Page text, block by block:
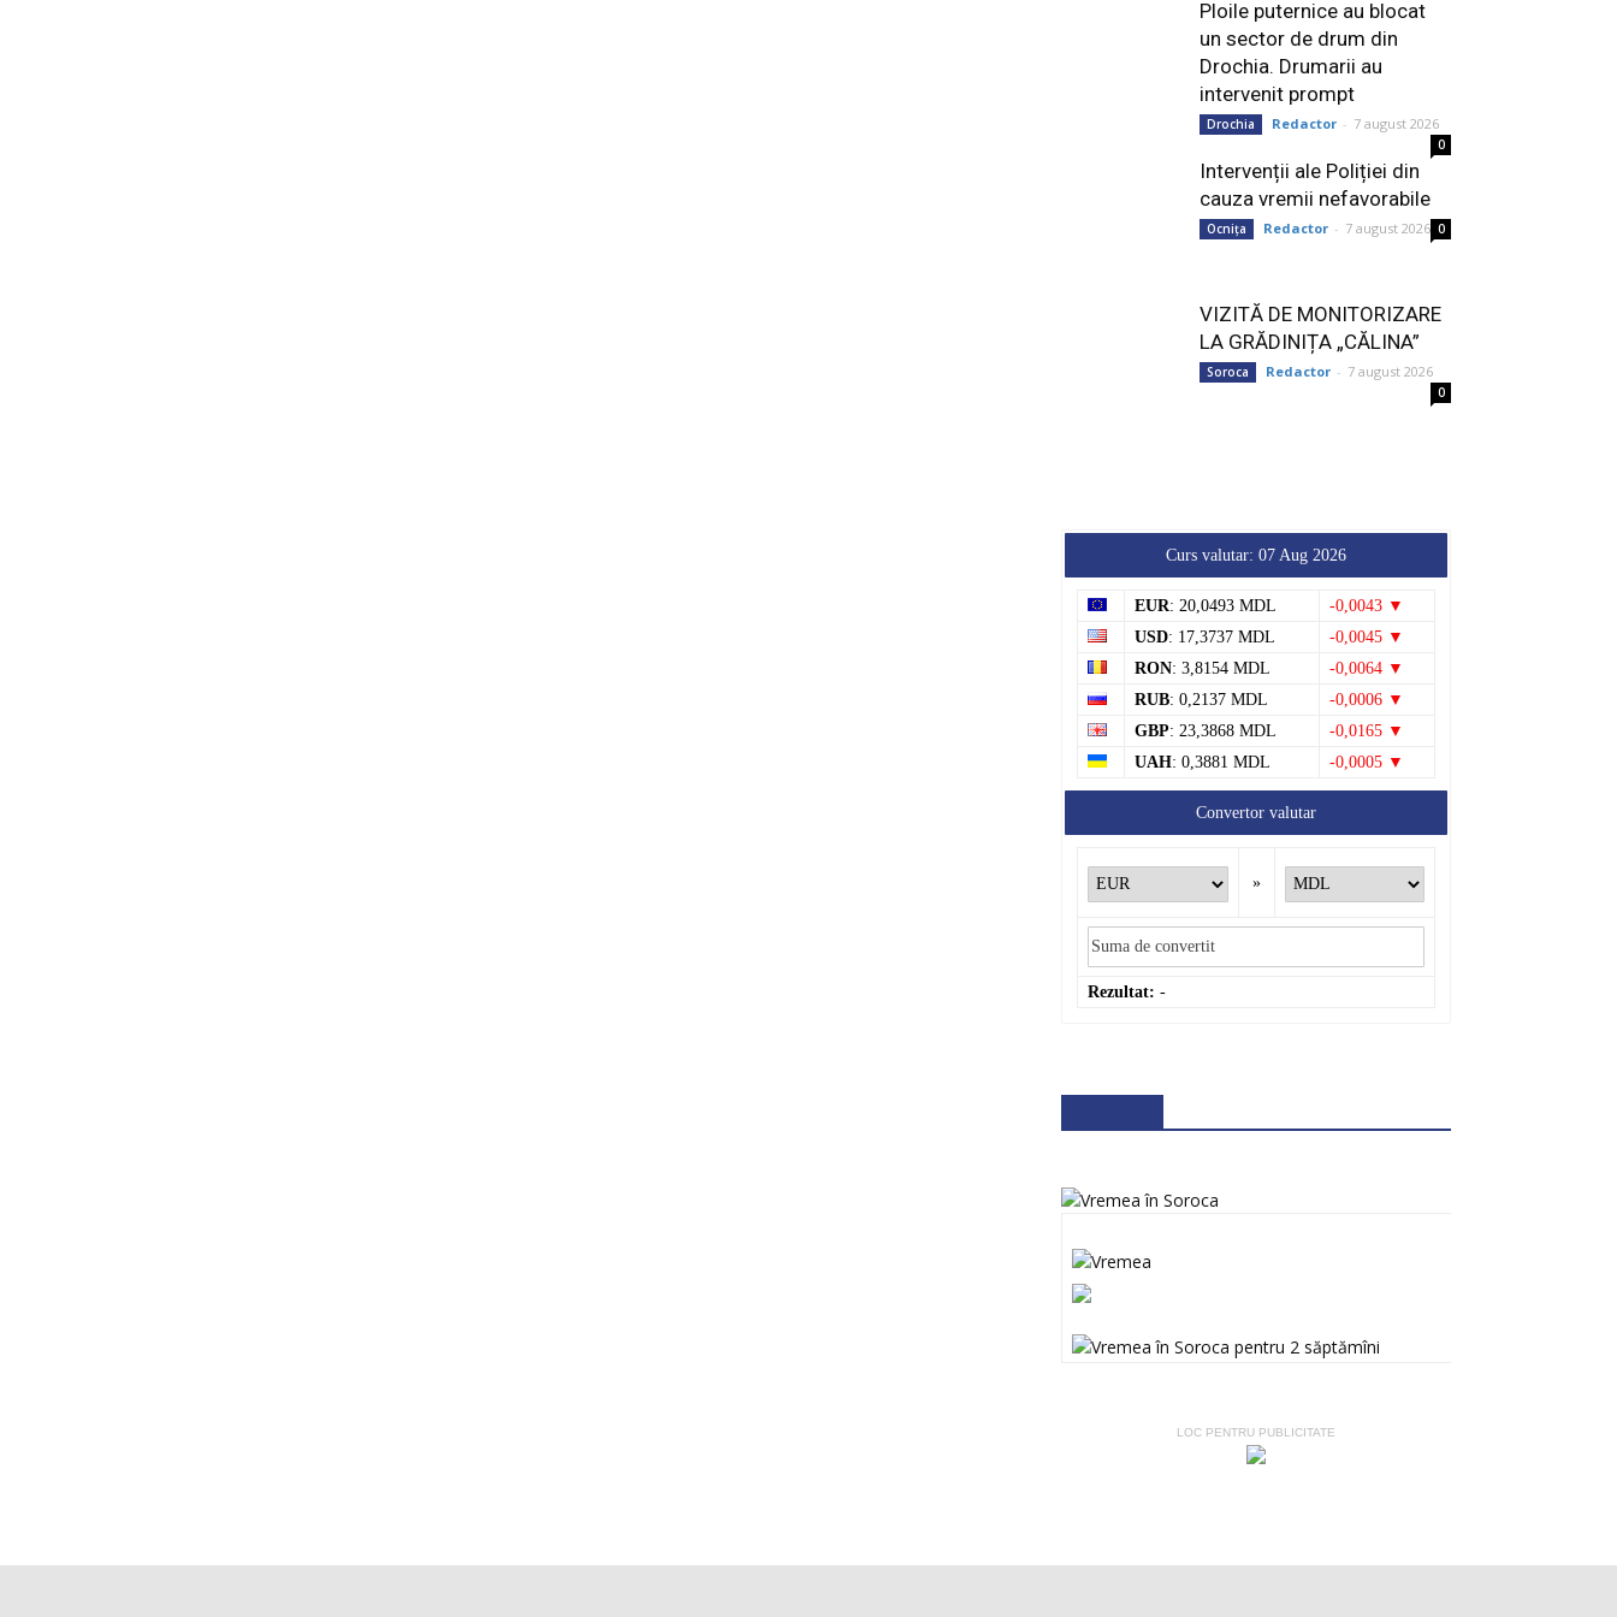
Ploile puternice au blocat
un sector de drum din
Drochia. Drumarii au
intervenit prompt
Drochia Redactor - 7 august 2026
0
Intervenții ale Poliției din
cauza vremii nefavorabile
Ocnița Redactor - 7 august 2026 0
VIZITĂ DE MONITORIZARE
LA GRĂDINIȚA „CĂLINA”
Soroca Redactor - 7 august 2026
0
Curs valutar: 07 Aug 2026
EUR: 20,0493 MDL
-0,0043 ▼
USD: 17,3737 MDL
-0,0045 ▼
RON: 3,8154 MDL
-0,0064 ▼
RUB: 0,2137 MDL
-0,0006 ▼
GBP: 23,3868 MDL
-0,0165 ▼
UAH: 0,3881 MDL -0,0005 ▼
Convertor valutar
»
Rezultat: -
LOC PENTRU PUBLICITATE